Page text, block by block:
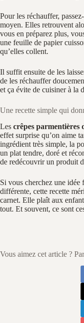
Pour les réchauffer,
moyen. Elles retrouvent
vous en préparez plus,
une feuille de papier
qu’elles collent.
Il suffit ensuite de les
de les réchauffer
et ça évite de cuisiner à la
Une recette simple qui
Les crêpes
effet surprise qu’on aime
ingrédient très simple, la
un plat tendre, doré et
de redécouvrir un produit
Si vous cherchez une idée
différente, cette recette
carnet. Elle plaît aux
tout. Et souvent, ce sont
Vous aimez cet article ?